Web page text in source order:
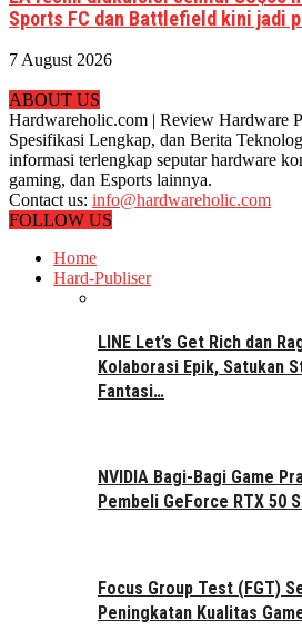
Sports FC dan Battlefield kini jadi
7 August 2026
ABOUT US
Hardwareholic.com | Review Hardware
Spesifikasi Lengkap, dan Berita
informasi terlengkap seputar hardware
gaming, dan Esports lainnya.
Contact us: info@hardwareholic.com
FOLLOW US
Home
Hard-Publiser
LINE Let’s Get Rich dan
Kolaborasi Epik, Satukan
Fantasi…
NVIDIA Bagi-Bagi Game
Pembeli GeForce RTX 50
Focus Group Test (FGT)
Peningkatan Kualitas